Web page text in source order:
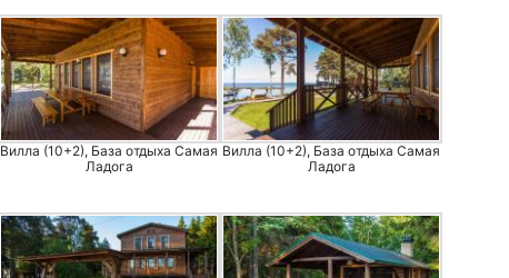
Вилла (10+2), База отдыха Самая
Ладога
Вилла (10+2), База отдыха Самая
Ладога